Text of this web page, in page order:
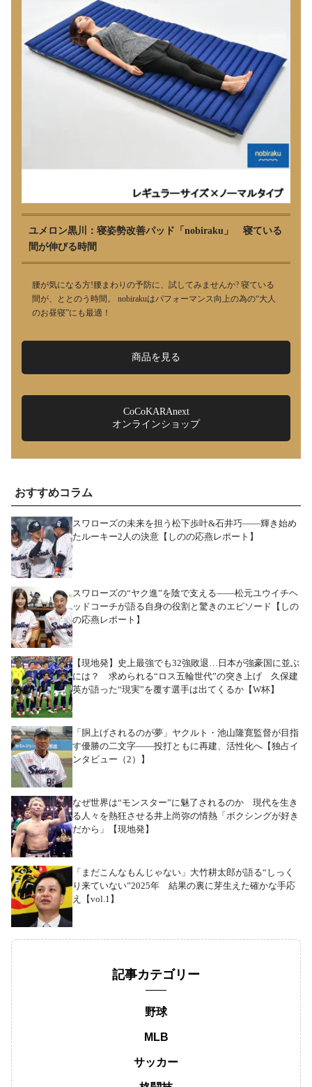
ユメロン黒川：寝姿勢改善パッド「nobiraku」 寝ている
間が伸びる時間
腰が気になる方!腰まわりの予防に、試してみませんか? 寝ている
間が、ととのう時間。 nobirakuはパフォーマンス向上の為の“大人
のお昼寝”にも最適！
商品を見る
CoCoKARAnext
オンラインショップ
おすすめコラム
スワローズの未来を担う松下歩叶&石井巧――輝き始め
たルーキー2人の決意【しのの応燕レポート】
スワローズの“ヤク進”を陰で支える――松元ユウイチヘ
ッドコーチが語る自身の役割と驚きのエピソード【しの
の応燕レポート】
【現地発】史上最強でも32強敗退…日本が強豪国に並ぶ
には？ 求められる“ロス五輪世代”の突き上げ 久保建
英が語った“現実”を覆す選手は出てくるか【W杯】
「胴上げされるのが夢」ヤクルト・池山隆寛監督が目指
す優勝の二文字――投打ともに再建、活性化へ【独占イ
ンタビュー（2）】
なぜ世界は“モンスター”に魅了されるのか 現代を生き
る人々を熱狂させる井上尚弥の情熱「ボクシングが好き
だから」【現地発】
「まだこんなもんじゃない」大竹耕太郎が語る“しっく
り来ていない”2025年 結果の裏に芽生えた確かな手応
え【vol.1】
記事カテゴリー
野球
MLB
サッカー